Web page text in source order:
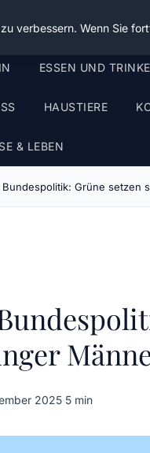
ESSEN UND
HAUSTIERE
& LEBEN
Bundespolitik: Grüne
2025·5 min
verbessern. Wenn Sie